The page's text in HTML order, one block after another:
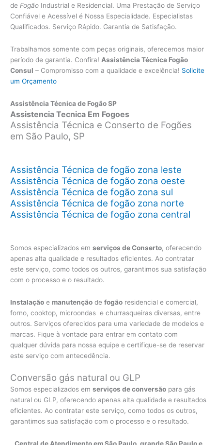
de Fogão Industrial e Residencial. Uma Prestação de Serviço
Confiável e Acessível é Nossa Especialidade. Especialistas
Qualificados. Serviço Rápido. Garantia de Satisfação.
Trabalhamos somente com peças originais, oferecemos maior
período de garantia. Confira! Assistência Técnica Fogão
Consul – Compromisso com a qualidade e excelência! Solicite
um Orçamento
Assistência Técnica de Fogão SP
Assistencia Tecnica Em Fogoes
Assistência Técnica e Conserto de Fogões
em São Paulo, SP
Assistência Técnica de fogão zona leste
Assistência Técnica de fogão zona oeste
Assistência Técnica de fogão zona sul
Assistência Técnica de fogão zona norte
Assistência Técnica de fogão zona central
Somos especializados emserviços de Conserto, oferecendo
apenas alta qualidade e resultados eficientes. Ao contratar
este serviço, como todos os outros, garantimos sua satisfação
com o processo e o resultado.
Instalação e manutenção defogão residencial e comercial,
forno, cooktop, microondas e churrasqueiras diversas, entre
outros. Serviços oferecidos para uma variedade de modelos e
marcas. Fique à vontade para entrar em contato com
qualquer dúvida para nossa equipe e certifique-se de reservar
este serviço com antecedência.
Conversão gás natural ou GLP
Somos especializados emserviços de conversão para gás
natural ou GLP, oferecendo apenas alta qualidade e resultados
eficientes. Ao contratar este serviço, como todos os outros,
garantimos sua satisfação com o processo e o resultado.